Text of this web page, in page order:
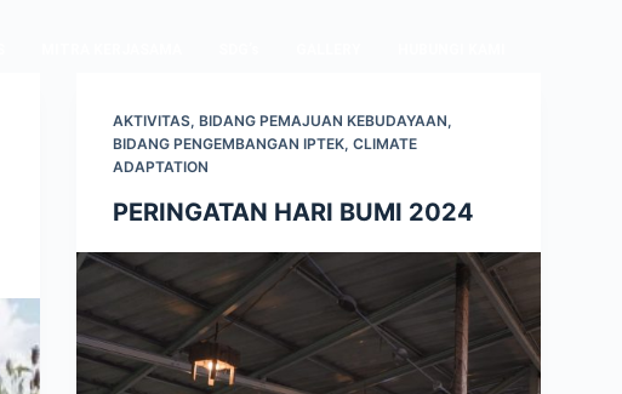
AKTIVITAS, BIDANG PEMAJUAN KEBUDAYAAN,
BIDANG PENGEMBANGAN IPTEK, CLIMATE
ADAPTATION
PERINGATAN HARI BUMI 2024